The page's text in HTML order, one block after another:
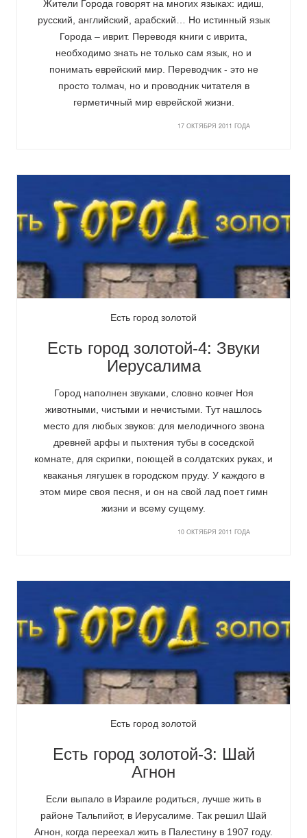
Жители Города говорят на многих языках: идиш,
русский, английский, арабский… Но истинный язык
Города – иврит. Переводя книги с иврита,
необходимо знать не только сам язык, но и
понимать еврейский мир. Переводчик - это не
просто толмач, но и проводник читателя в
герметичный мир еврейской жизни.
17 ОКТЯБРЯ 2011 ГОДА
Есть город золотой
Есть город золотой-4: Звуки
Иерусалима
Город наполнен звуками, словно ковчег Ноя
животными, чистыми и нечистыми. Тут нашлось
место для любых звуков: для мелодичного звона
древней арфы и пыхтения тубы в соседской
комнате, для скрипки, поющей в солдатских руках, и
кваканья лягушек в городском пруду. У каждого в
этом мире своя песня, и он на свой лад поет гимн
жизни и всему сущему.
10 ОКТЯБРЯ 2011 ГОДА
Есть город золотой
Есть город золотой-3: Шай
Агнон
Если выпало в Израиле родиться, лучше жить в
районе Тальпийот, в Иерусалиме. Так решил Шай
Агнон, когда переехал жить в Палестину в 1907 году.